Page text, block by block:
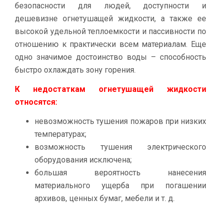
безопасности для людей, доступности и
дешевизне огнетушащей жидкости, а также ее
высокой удельной теплоемкости и пассивности по
отношению к практически всем материалам. Еще
одно значимое достоинство воды – способность
быстро охлаждать зону горения.
К недостаткам огнетушащей жидкости
относятся:
невозможность тушения пожаров при низких
температурах;
возможность тушения электрического
оборудования исключена;
большая вероятность нанесения
материального ущерба при погашении
архивов, ценных бумаг, мебели и т. д.